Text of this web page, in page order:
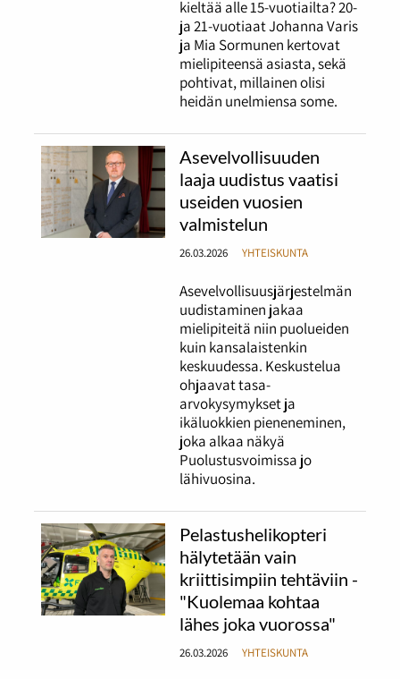
kieltää alle 15-vuotiailta? 20-
ja 21-vuotiaat Johanna Varis
ja Mia Sormunen kertovat
mielipiteensä asiasta, sekä
pohtivat, millainen olisi
heidän unelmiensa some.
Asevelvollisuuden
laaja uudistus vaatisi
useiden vuosien
valmistelun
26.03.2026 YHTEISKUNTA
Asevelvollisuusjärjestelmän
uudistaminen jakaa
mielipiteitä niin puolueiden
kuin kansalaistenkin
keskuudessa. Keskustelua
ohjaavat tasa-
arvokysymykset ja
ikäluokkien pieneneminen,
joka alkaa näkyä
Puolustusvoimissa jo
lähivuosina.
Pelastushelikopteri
hälytetään vain
kriittisimpiin tehtäviin -
"Kuolemaa kohtaa
lähes joka vuorossa"
26.03.2026 YHTEISKUNTA